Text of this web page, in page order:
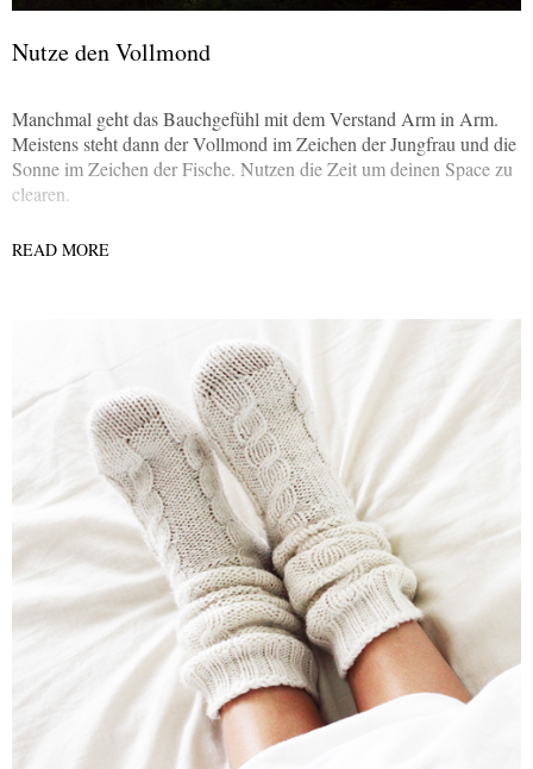
Nutze den Vollmond
Manchmal geht das Bauchgefühl mit dem Verstand Arm in Arm.
Meistens steht dann der Vollmond im Zeichen der Jungfrau und die
Sonne im Zeichen der Fische. Nutzen die Zeit um deinen Space zu
clearen.
READ MORE